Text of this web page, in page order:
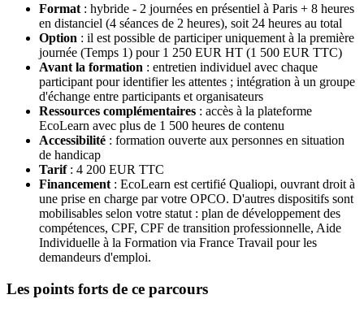
Format : hybride - 2 journées en présentiel à Paris + 8 heures
en distanciel (4 séances de 2 heures), soit 24 heures au total
Option : il est possible de participer uniquement à la première
journée (Temps 1) pour 1 250 EUR HT (1 500 EUR TTC)
Avant la formation : entretien individuel avec chaque
participant pour identifier les attentes ; intégration à un groupe
d'échange entre participants et organisateurs
Ressources complémentaires : accès à la plateforme
EcoLearn avec plus de 1 500 heures de contenu
Accessibilité : formation ouverte aux personnes en situation
de handicap
Tarif: 4 200 EUR TTC
Financement : EcoLearn est certifié Qualiopi, ouvrant droit à
une prise en charge par votre OPCO. D'autres dispositifs sont
mobilisables selon votre statut : plan de développement des
compétences, CPF, CPF de transition professionnelle, Aide
Individuelle à la Formation via France Travail pour les
demandeurs d'emploi.
Les points forts de ce parcours